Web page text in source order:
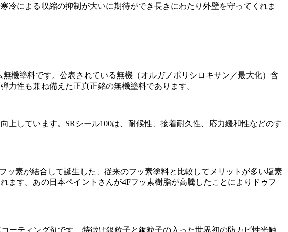
冷による収縮の抑制が大いに期待ができ長きにわたり外壁を守ってくれま
機塗料です。公表されている無機（オルガノポリシロキサン／最大化）含
性も兼ね備えた正真正銘の無機塗料であります。
しています。SRシール100は、耐候性、接着耐久性、応力緩和性などのす
素が結合して誕生した、従来のフッ素塗料と比較してメリットが多い塩素
す。あの日本ペイントさんが4Fフッ素樹脂が高騰したことによりドゥフ
ーティング剤です。特徴は銀粒子と銅粒子の入った世界初の防カビ性光触